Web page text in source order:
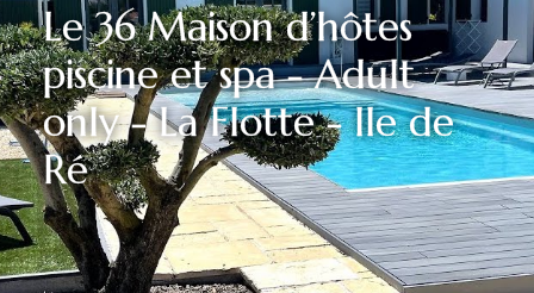
Le 36 Maison d’hôtes
piscine et spa - Adult
only - La Flotte - Ile de
Ré